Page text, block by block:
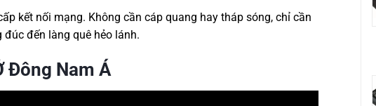
kết nối mạng. Không cần cáp quang hay tháp sóng, chỉ cần
đến làng quê hẻo lánh.
Đông Nam Á